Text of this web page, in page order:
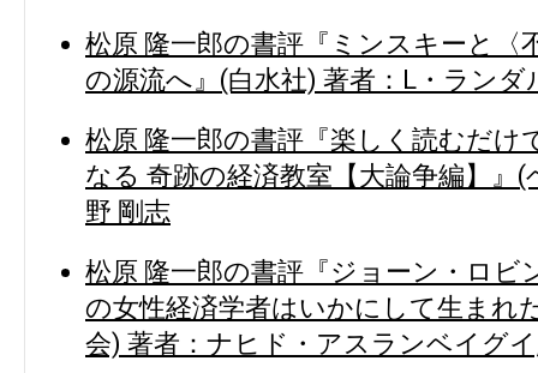
松原 隆一郎の書評『ミンスキーと〈
の源流へ』(白水社) 著者：L・ランダ
松原 隆一郎の書評『楽しく読むだ
なる 奇跡の経済教室【大論争編】』
野 剛志
松原 隆一郎の書評『ジョーン・ロビ
の女性経済学者はいかにして生まれ
会) 著者：ナヒド・アスランベイグ